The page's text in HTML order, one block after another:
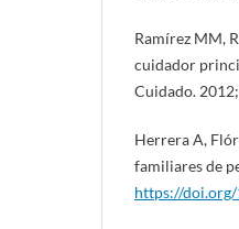
Ramírez MM,
cuidador
Cuidado.
Herrera A,
familiares de
https://